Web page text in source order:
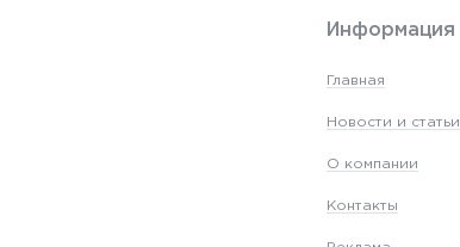
Информация
Главная
Новости и статьи
О компании
Контакты